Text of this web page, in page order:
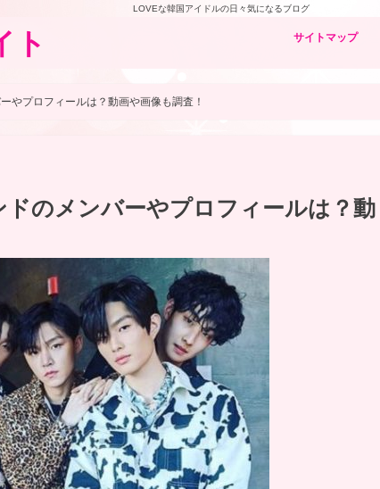
LOVEな韓国アイドルの日々気になるブログ
ト サイトマップ
やプロフィールは？動画や画像も調査！
のメンバーやプロフィールは？動